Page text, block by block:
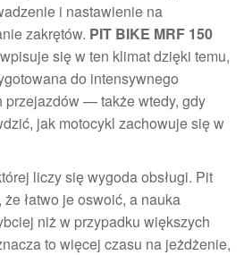
i nastawienie na
zakrętów. PIT BIKE MRF 150
wpisuje się w ten klimat dzięki temu,
do intensywnego
przejazdów — także wtedy, gdy
jak motocykl zachowuje się w
liczy się wygoda obsługi. Pit
że łatwo je oswoić, a nauka
niż w przypadku większych
to więcej czasu na jeżdżenie,